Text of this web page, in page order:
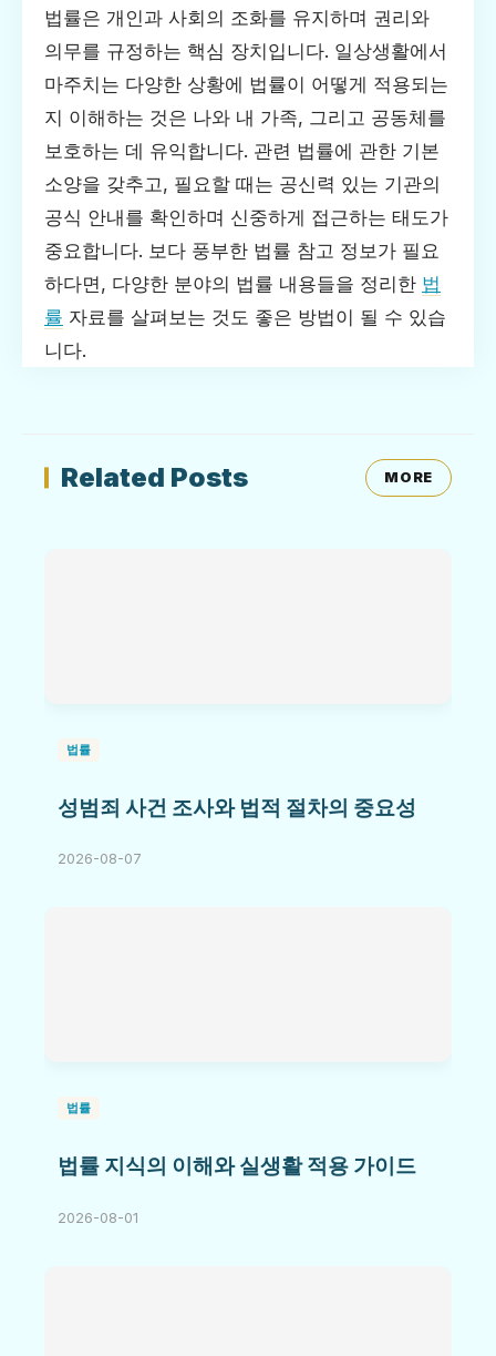
법률은 개인과 사회의 조화를 유지하며 권리와
의무를 규정하는 핵심 장치입니다. 일상생활에서
마주치는 다양한 상황에 법률이 어떻게 적용되는
지 이해하는 것은 나와 내 가족, 그리고 공동체를
보호하는 데 유익합니다. 관련 법률에 관한 기본
소양을 갖추고, 필요할 때는 공신력 있는 기관의
공식 안내를 확인하며 신중하게 접근하는 태도가
중요합니다. 보다 풍부한 법률 참고 정보가 필요
하다면, 다양한 분야의 법률 내용들을 정리한 법
률 자료를 살펴보는 것도 좋은 방법이 될 수 있습
니다.
Related Posts MORE
법률
성범죄 사건 조사와 법적 절차의 중요성
2026-08-07
법률
법률 지식의 이해와 실생활 적용 가이드
2026-08-01